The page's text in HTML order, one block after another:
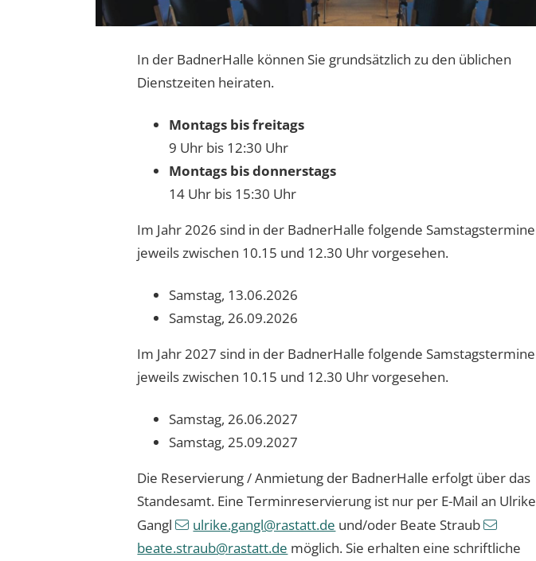
In der BadnerHalle können Sie grundsätzlich zu den üblichen
Dienstzeiten heiraten.
Montags bis freitags
9 Uhr bis 12:30 Uhr
Montags bis donnerstags
14 Uhr bis 15:30 Uhr
Im Jahr 2026 sind in der BadnerHalle folgende Samstagstermine
jeweils zwischen 10.15 und 12.30 Uhr vorgesehen.
Samstag, 13.06.2026
Samstag, 26.09.2026
Im Jahr 2027 sind in der BadnerHalle folgende Samstagstermine
jeweils zwischen 10.15 und 12.30 Uhr vorgesehen.
Samstag, 26.06.2027
Samstag, 25.09.2027
Die Reservierung / Anmietung der BadnerHalle erfolgt über das
Standesamt. Eine Terminreservierung ist nur per E-Mail an Ulrike
Gangl
ulrike.gangl@rastatt.de und/oder Beate Straub
beate.straub@rastatt.de möglich. Sie erhalten eine schriftliche